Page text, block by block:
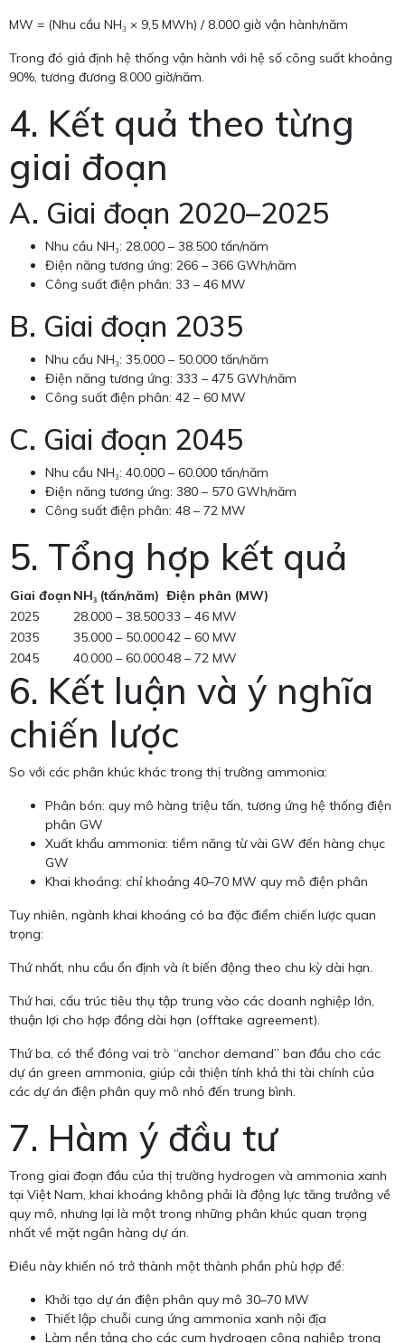
MW = (Nhu cầu NH₃ × 9,5 MWh) / 8.000 giờ vận hành/năm
Trong đó giả định hệ thống vận hành với hệ số công suất khoảng
90%, tương đương 8.000 giờ/năm.
4. Kết quả theo từng
giai đoạn
A. Giai đoạn 2020–2025
Nhu cầu NH₃: 28.000 – 38.500 tấn/năm
Điện năng tương ứng: 266 – 366 GWh/năm
Công suất điện phân: 33 – 46 MW
B. Giai đoạn 2035
Nhu cầu NH₃: 35.000 – 50.000 tấn/năm
Điện năng tương ứng: 333 – 475 GWh/năm
Công suất điện phân: 42 – 60 MW
C. Giai đoạn 2045
Nhu cầu NH₃: 40.000 – 60.000 tấn/năm
Điện năng tương ứng: 380 – 570 GWh/năm
Công suất điện phân: 48 – 72 MW
5. Tổng hợp kết quả
Giai đoạn NH₃ (tấn/năm) Điện phân (MW)
2025
28.000 – 38.50033 – 46 MW
2035
35.000 – 50.00042 – 60 MW
2045
40.000 – 60.00048 – 72 MW
6. Kết luận và ý nghĩa
chiến lược
So với các phân khúc khác trong thị trường ammonia:
Phân bón: quy mô hàng triệu tấn, tương ứng hệ thống điện
phân GW
Xuất khẩu ammonia: tiềm năng từ vài GW đến hàng chục
GW
Khai khoáng: chỉ khoảng 40–70 MW quy mô điện phân
Tuy nhiên, ngành khai khoáng có ba đặc điểm chiến lược quan
trọng:
Thứ nhất, nhu cầu ổn định và ít biến động theo chu kỳ dài hạn.
Thứ hai, cấu trúc tiêu thụ tập trung vào các doanh nghiệp lớn,
thuận lợi cho hợp đồng dài hạn (offtake agreement).
Thứ ba, có thể đóng vai trò “anchor demand” ban đầu cho các
dự án green ammonia, giúp cải thiện tính khả thi tài chính của
các dự án điện phân quy mô nhỏ đến trung bình.
7. Hàm ý đầu tư
Trong giai đoạn đầu của thị trường hydrogen và ammonia xanh
tại Việt Nam, khai khoáng không phải là động lực tăng trưởng về
quy mô, nhưng lại là một trong những phân khúc quan trọng
nhất về mặt ngân hàng dự án.
Điều này khiến nó trở thành một thành phần phù hợp để:
Khởi tạo dự án điện phân quy mô 30–70 MW
Thiết lập chuỗi cung ứng ammonia xanh nội địa
Làm nền tảng cho các cụm hydrogen công nghiệp trong